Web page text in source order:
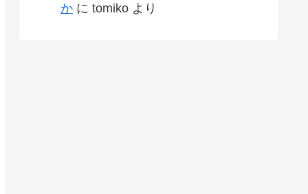
か に tomiko より